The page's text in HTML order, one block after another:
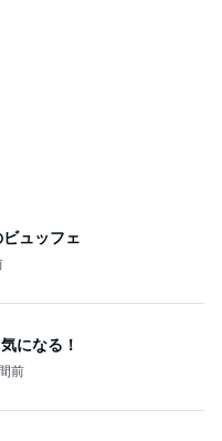
ュッフェ
になる！
前